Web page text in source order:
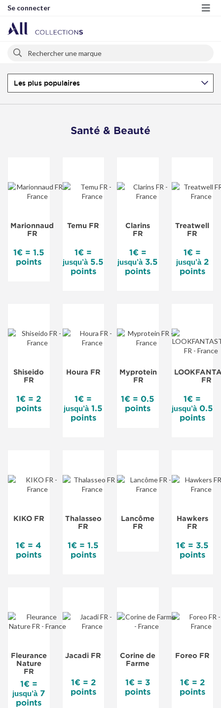
Se connecter
Rechercher
Les plus populaires
Santé & Beauté
Marionnaud
FR
1€ = 1.5
points
Temu FR
1€ =
jusqu’à5.5
points
Clarins
FR
1€ =
jusqu’à3.5
points
Treatwell
FR
1€ =
jusqu’à2
points
Shiseido
FR
1€ = 2
points
Houra FR
1€ =
jusqu’à1.5
points
Myprotein
FR
1€ = 0.5
points
FR
1€ =
jusqu’à0.5
points
KIKO FR
1€ = 4
points
Thalasseo
FR
1€ = 1.5
points
Lancôme
FR
Hawkers
FR
1€ = 3.5
points
Fleurance
Nature
FR
1€ =
jusqu’à7
points
Jacadi FR
1€ = 2
points
Corine de
Farme
1€ = 3
points
Foreo FR
1€ = 2
points